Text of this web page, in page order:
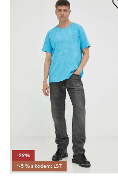
-29%
*-5 % s kódem: LST